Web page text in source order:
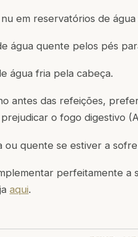
em reservatórios de
água quente pelos pés
água fria pela cabeça.
antes das refeições,
o fogo digestivo
ou quente se estiver a
perfeitamente a
aqui.